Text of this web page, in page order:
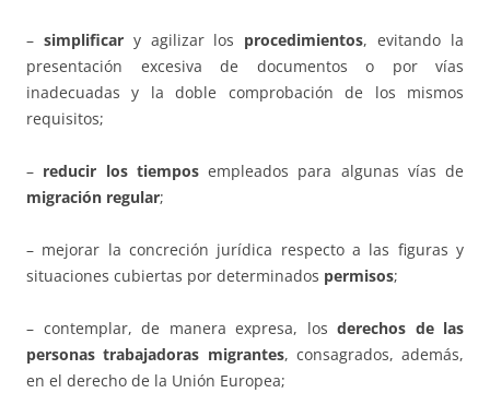
– simplificary agilizar los procedimientos, evitando la
presentación excesiva de documentos o por vías
inadecuadas y la doble comprobación de los mismos
requisitos;
– reducir los tiemposempleados para algunas vías de
migración regular;
– mejorar la concreción jurídica respecto a las figuras y
situaciones cubiertas por determinados permisos;
– contemplar, de manera expresa, los derechos de las
personas trabajadoras migrantes, consagrados, además,
en el derecho de la Unión Europea;